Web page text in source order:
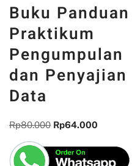
Buku Panduan
Praktikum
Pengumpulan
dan Penyajian
Data
Rp80.000 Rp64.000